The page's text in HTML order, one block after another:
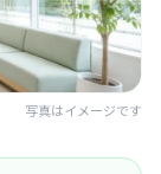
写真はイメージです